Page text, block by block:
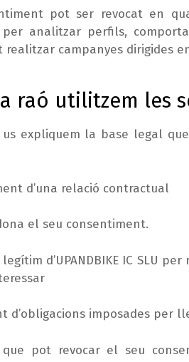
pot ser revocat en
analitzar perfils,
campanyes dirigides
raó utilitzem les
expliquem la base legal
d’una relació contractual
el seu consentiment.
d’UPANDBIKE IC SLU
d’obligacions imposades per
que pot revocar el seu